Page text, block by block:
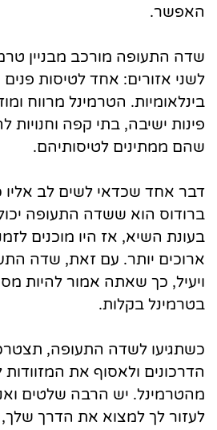
האפשר.
שדה התעופה מורכב מבניין
לשני אזורים: אחד לטיסות
בינלאומיות. הטרמינל מרווח
פינות ישיבה, בתי קפה וחנויות
שהם ממתינים לטיסותיהם.
דבר אחד שכדאי לשים לב אליו
ברודוס הוא ששדה התעופה
בעונת השיא, אז היו מוכנים
ארוכים יותר. עם זאת, שדה
ויעיל, כך שאתה אמור להיות
בטרמינל בקלות.
כשתגיעו לשדה התעופה,
הדרכונים ולאסוף את המזוודות
מהטרמינל. יש הרבה שלטים
לעזור לך למצוא את הדרך